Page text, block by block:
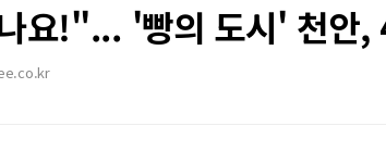
요!"... '빵의 도시' 천안,